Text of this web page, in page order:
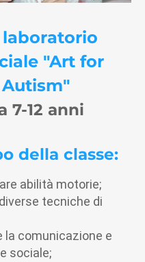
laboratorio
"Art for
Autism"
7-12 anni
della classe:
abilità motorie;
tecniche di
la comunicazione e
sociale;